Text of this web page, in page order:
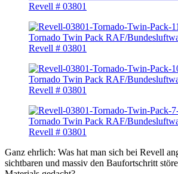
Ganz ehrlich: Was hat man sich bei Revell
sichtbaren und massiv den Baufortschritt